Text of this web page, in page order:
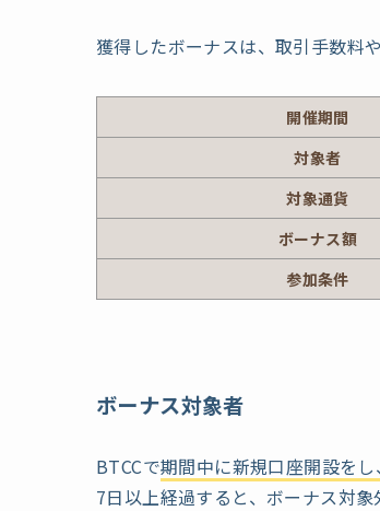
獲得したボーナスは、取引手数料
開催期間
対象者
対象通貨
ボーナス額
参加条件
ボーナス対象者
BTCCで期間中に新規口座開設を
7日以上経過すると、ボーナス対象